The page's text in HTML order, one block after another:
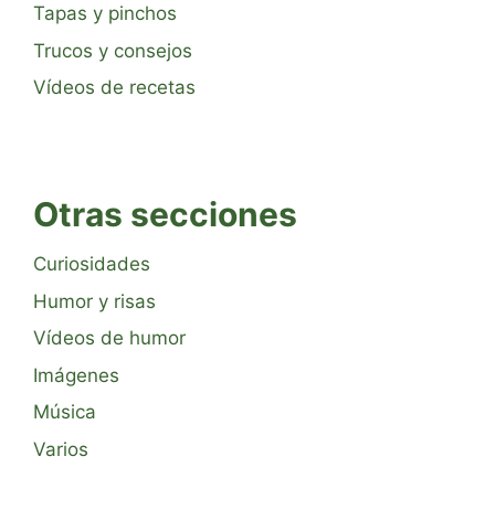
Tapas y pinchos
Trucos y consejos
Vídeos de recetas
Otras secciones
Curiosidades
Humor y risas
Vídeos de humor
Imágenes
Música
Varios